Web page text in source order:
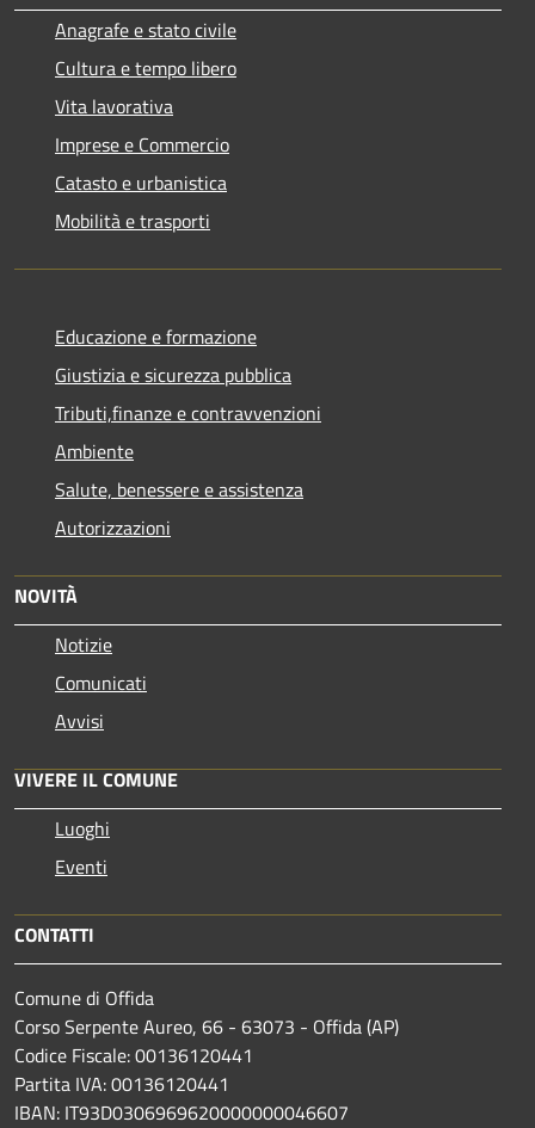
Anagrafe e stato civile
Cultura e tempo libero
Vita lavorativa
Imprese e Commercio
Catasto e urbanistica
Mobilità e trasporti
Educazione e formazione
Giustizia e sicurezza pubblica
Tributi,finanze e contravvenzioni
Ambiente
Salute, benessere e assistenza
Autorizzazioni
NOVITÀ
Notizie
Comunicati
Avvisi
VIVERE IL COMUNE
Luoghi
Eventi
CONTATTI
Comune di Offida
Corso Serpente Aureo, 66 - 63073 - Offida (AP)
Codice Fiscale: 00136120441
Partita IVA: 00136120441
IBAN: IT93D0306969620000000046607